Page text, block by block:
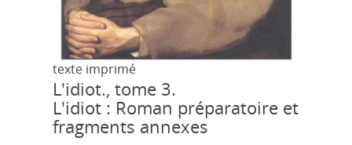
texte imprimé
L'idiot., tome 3.
L'idiot : Roman préparatoire et
fragments annexes